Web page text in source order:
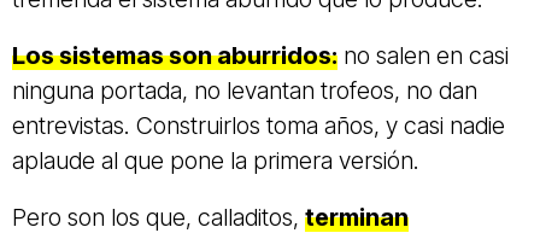
Los sistemas son aburridos: no salen en casi
ninguna portada, no levantan trofeos, no dan
entrevistas. Construirlos toma años, y casi nadie
aplaude al que pone la primera versión.
Pero son los que, calladitos, terminan